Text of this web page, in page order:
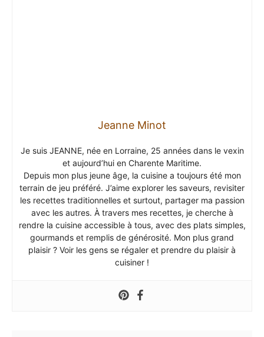
Contenus masquer
1 Introduction : Une Moussaka au Colin
d’Alaska pour changer !
Historique : Une touche moderne à un
classique
Pourquoi vous aimerez cette recette